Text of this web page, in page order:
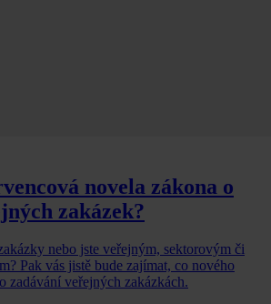
novela zákona o
zakázek?
nebo jste veřejným, sektorovým či
Pak vás jistě bude zajímat, co nového
zadávání veřejných zakázkách.